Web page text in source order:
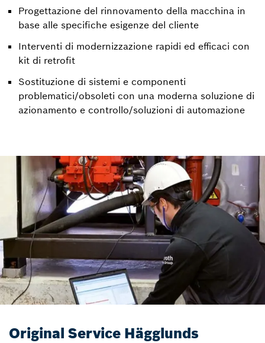
Progettazione del rinnovamento della macchina in
base alle specifiche esigenze del cliente
Interventi di modernizzazione rapidi ed efficaci con
kit di retrofit
Sostituzione di sistemi e componenti
problematici/obsoleti con una moderna soluzione di
azionamento e controllo/soluzioni di automazione
Original Service Hägglunds